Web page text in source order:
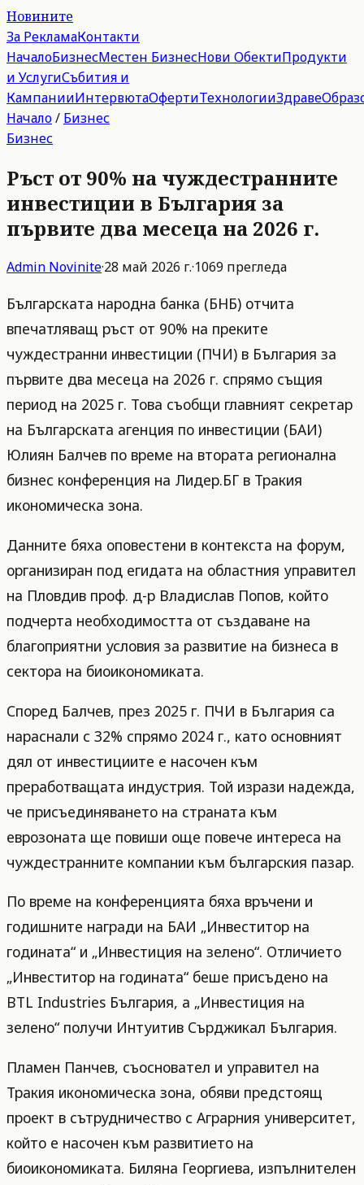
Новините
За РекламаКонтакти
НачалоБизнесМестен БизнесНови ОбектиПродукти
и УслугиСъбития и
КампанииИнтервютаОфертиТехнологииЗдраве
Начало/ Бизнес
Бизнес
Ръст от 90% на чуждестранните
инвестиции в България за
първите два месеца на 2026 г.
Admin Novinite·28 май 2026 г.·1069 прегледа
Българската народна банка (БНБ) отчита
впечатляващ ръст от 90% на преките
чуждестранни инвестиции (ПЧИ) в България за
първите два месеца на 2026 г. спрямо същия
период на 2025 г. Това съобщи главният секретар
на Българската агенция по инвестиции (БАИ)
Юлиян Балчев по време на втората регионална
бизнес конференция на Лидер.БГ в Тракия
икономическа зона.
Данните бяха оповестени в контекста на форум,
организиран под егидата на областния управител
на Пловдив проф. д-р Владислав Попов, който
подчерта необходимостта от създаване на
благоприятни условия за развитие на бизнеса в
сектора на биоикономиката.
Според Балчев, през 2025 г. ПЧИ в България са
нараснали с 32% спрямо 2024 г., като основният
дял от инвестициите е насочен към
преработващата индустрия. Той изрази надежда,
че присъединяването на страната към
еврозоната ще повиши още повече интереса на
чуждестранните компании към българския пазар.
По време на конференцията бяха връчени и
годишните награди на БАИ „Инвеститор на
годината“ и „Инвестиция на зелено“. Отличието
„Инвеститор на годината“ беше присъдено на
BTL Industries България, а „Инвестиция на
зелено“ получи Интуитив Сърджикал България.
Пламен Панчев, съосновател и управител на
Тракия икономическа зона, обяви предстоящ
проект в сътрудничество с Аграрния университет,
който е насочен към развитието на
биоикономиката. Биляна Георгиева, изпълнителен